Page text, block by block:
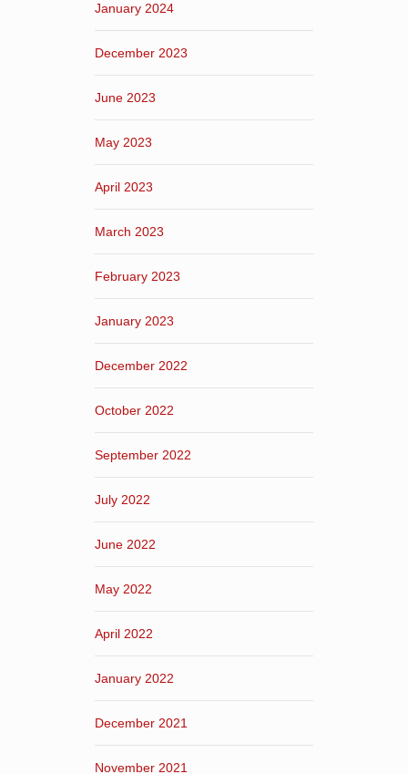
January 2024
December 2023
June 2023
May 2023
April 2023
March 2023
February 2023
January 2023
December 2022
October 2022
September 2022
July 2022
June 2022
May 2022
April 2022
January 2022
December 2021
November 2021